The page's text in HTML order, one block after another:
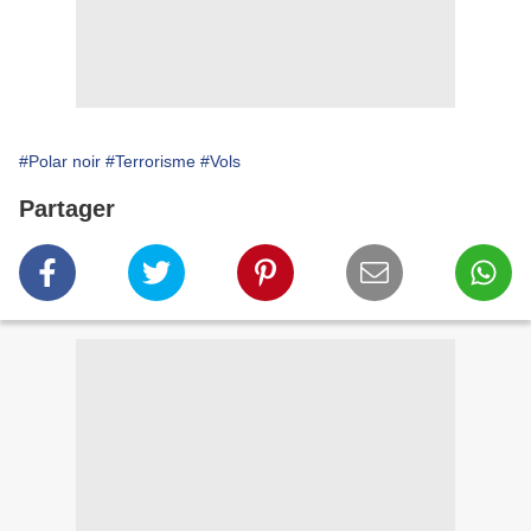
#Polar noir #Terrorisme #Vols
Partager